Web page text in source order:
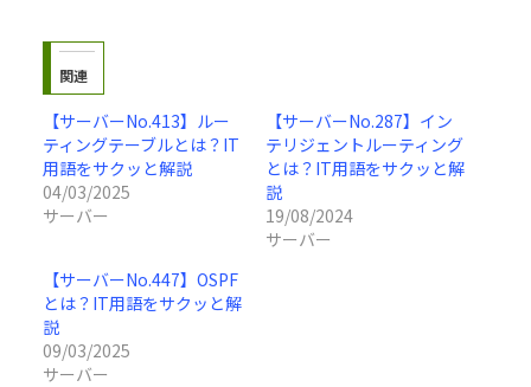
関連
【サーバーNo.413】ルー
ティングテーブルとは？IT
用語をサクッと解説
04/03/2025
サーバー
【サーバーNo.287】イン
テリジェントルーティング
とは？IT用語をサクッと解
説
19/08/2024
サーバー
【サーバーNo.447】OSPF
とは？IT用語をサクッと解
説
09/03/2025
サーバー